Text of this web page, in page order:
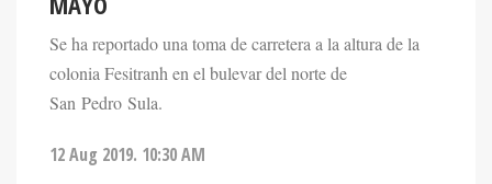
Se ha reportado una toma de carretera a la altura de la
colonia Fesitranh en el bulevar del norte de
San Pedro Sula.
12 Aug 2019. 10:30 AM